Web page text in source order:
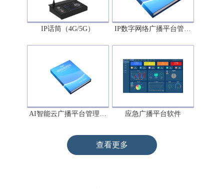
IP话筒（4G/5G） IP数字网络广播平台管…
AI智能云广播平台管理… 应急广播平台软件
查看更多